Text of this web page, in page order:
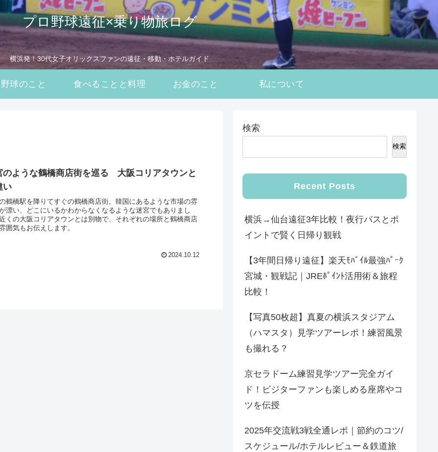
プロ野球遠征×乗り物旅ログ
横浜発！30代女子オリックスファンの遠征・移動・ホテルガイド
野球のこと 食べることと料理 お金のこと 私について
のような鶴橋商店街を巡る 大阪コリアタウンと
い
鶴橋駅を降りてすぐの鶴橋商店街。韓国にあるような市場の雰
漂い、どこにいるかわからなくなるような迷宮でもありまし
くの大阪コリアタウンとは別物で、それぞれの場所と鶴橋商店
囲気もお伝えします。
2024.10.12
検索
検索
Recent Posts
横浜→仙台遠征3年比較！夜行バスとポ
イントで賢く日帰り観戦
【3年間日帰り遠征】楽天ﾓﾊﾞｲﾙ最強ﾊﾟｰｸ
宮城・観戦記｜JREﾎﾟｲﾝﾄ活用術＆旅程
比較！
【写真50枚超】真夏の横浜スタジアム
（ハマスタ）見学ツアーレポ！練習風景
も撮れる？
京セラドーム練習見学ツアー完全ガイ
ド！ビジターファンも楽しめる座席やコ
ツを伝授
2025年交流戦3戦全通レポ｜節約のコツ/
スケジュール/ホテルレビュー＆鉄道旅